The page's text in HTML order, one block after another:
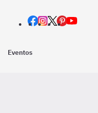
Eventos